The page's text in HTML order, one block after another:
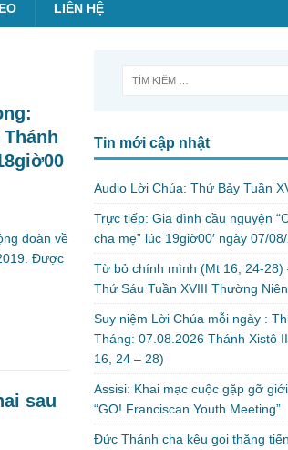
LIÊN HỆ
đoàn về
Được
sau
Tin mới cập nhật
Audio Lời Chúa: Thứ Bảy Tuần
Trực tiếp: Gia đình cầu nguyện
cha mẹ” lúc 19giờ00′ ngày 07/
Từ bỏ chính mình (Mt 16, 24-28)
Thứ Sáu Tuần XVIII Thường Niên
Suy niệm Lời Chúa mỗi ngày :
Tháng: 07.08.2026 Thánh Xistô
16, 24 – 28)
Assisi: Khai mạc cuộc gặp gỡ
“GO! Franciscan Youth Meeting”
Đức Thánh cha kêu gọi thăng